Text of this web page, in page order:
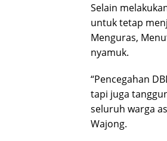
Selain
untuk tetap
Menguras,
nyamuk.
“Pencegahan
tapi juga
seluruh warga
Wajong.